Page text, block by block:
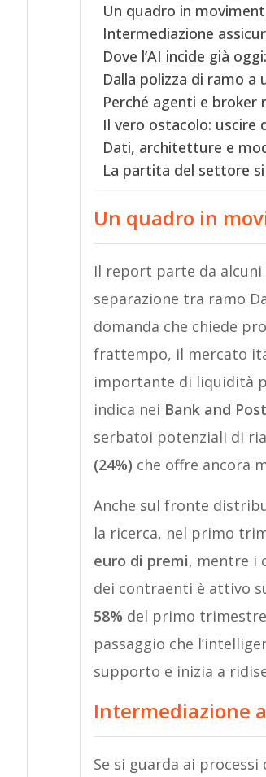
Un quadro in
Intermediazione
Dove l’AI incide già
Dalla polizza di ramo a
Perché agenti e broker
Il vero ostacolo: uscire
Dati, architetture e
La partita del settore
Un quadro in
Il report parte da
separazione tra ramo
domanda che chiede
frattempo, il mercato
importante di liquidità
indica nei Bank and
serbatoi potenziali di
(24%) che offre ancora
Anche sul fronte
la ricerca, nel primo
euro di premi, mentre i
dei contraenti è attivo
58% del primo
passaggio che
supporto e inizia a
Intermediazione
Se si guarda ai